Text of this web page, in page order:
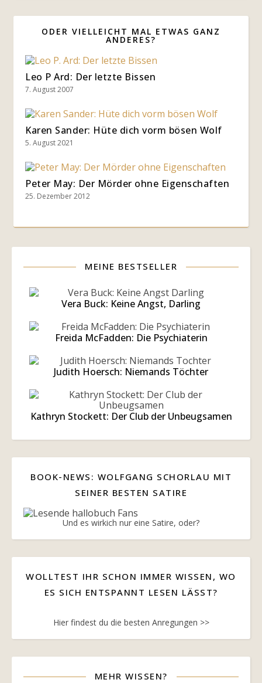
ODER VIELLEICHT MAL ETWAS GANZ
ANDERES?
Leo P Ard: Der letzte Bissen
7. August 2007
Karen Sander: Hüte dich vorm bösen Wolf
5. August 2021
Peter May: Der Mörder ohne Eigenschaften
25. Dezember 2012
MEINE BESTSELLER
Vera Buck: Keine Angst, Darling
Freida McFadden: Die Psychiaterin
Judith Hoersch: Niemands Töchter
Kathryn Stockett: Der Club der Unbeugsamen
BOOK-NEWS: WOLFGANG SCHORLAU MIT
SEINER BESTEN SATIRE
Und es wirkich nur eine Satire, oder?
WOLLTEST IHR SCHON IMMER WISSEN, WO
ES SICH ENTSPANNT LESEN LÄSST?
Hier findest du die besten Anregungen >>
MEHR WISSEN?